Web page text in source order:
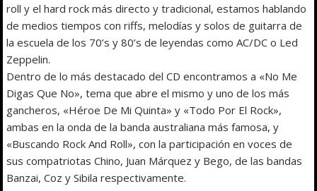
roll y el hard rock más directo y tradicional, estamos hablando
de medios tiempos con riffs, melodías y solos de guitarra de
la escuela de los 70’s y 80’s de leyendas como AC/DC o Led
Zeppelin.
Dentro de lo más destacado del CD encontramos a «No Me
Digas Que No», tema que abre el mismo y uno de los más
gancheros, «Héroe De Mi Quinta» y «Todo Por El Rock»,
ambas en la onda de la banda australiana más famosa, y
«Buscando Rock And Roll», con la participación en voces de
sus compatriotas Chino, Juan Márquez y Bego, de las bandas
Banzai, Coz y Sibila respectivamente.